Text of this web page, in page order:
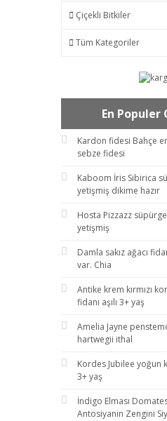
Çiçekli Bitkiler
Tüm Kategoriler
En Populer
Kardon fidesi Bahçe
sebze fidesi
Kaboom İris Sibirica
yetişmiş dikime hazır
Hosta Pizzazz
yetişmiş
Damla sakız ağacı
var. Chia
Antike krem kırmızı
fidanı aşılı 3+ yaş
Amelia Jayne
hartwegii ithal
Kordes Jubilee yoğun
3+ yaş
İndigo Elması
Antosiyanin Zengini